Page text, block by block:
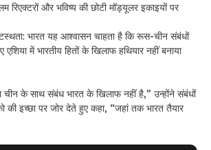
रिएक्टरों और भविष्य की छोटी मॉड्यूलर इकाइयों पर
भारत यह आश्वासन चाहता है कि रूस-चीन संबंधों
एशिया में भारतीय हितों के खिलाफ हथियार नहीं बनाया
के साथ संबंध भारत के खिलाफ नहीं है,” उन्होंने संबंधों
की इच्छा पर जोर देते हुए कहा, “जहां तक ​​भारत तैयार